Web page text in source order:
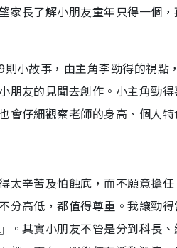
家長了解小朋友童年只得一個
小故事，由主角李勁得的視
朋友的見聞去創作。小主角勁
會仔細觀察老師的身高、個人特
太辛苦及怕蝕底，而不願意擔
高低，都值得尊重。我讓勁
。其實小朋友不管是分到科長